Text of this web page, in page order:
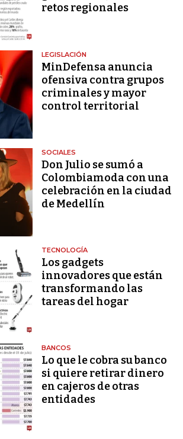
retos regionales
LEGISLACIÓN
MinDefensa anuncia
ofensiva contra grupos
criminales y mayor
control territorial
SOCIALES
Don Julio se sumó a
Colombiamoda con una
celebración en la ciudad
de Medellín
TECNOLOGÍA
Los gadgets
innovadores que están
transformando las
tareas del hogar
BANCOS
Lo que le cobra su banco
si quiere retirar dinero
en cajeros de otras
entidades